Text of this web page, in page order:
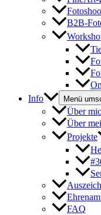
B2B-
Info
Menü
Über
Über
Projekte
FAQ